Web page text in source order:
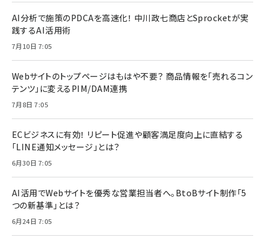
AI分析で施策のPDCAを高速化！ 中川政七商店とSprocketが実
践するAI活用術
7月10日 7:05
Webサイトのトップページはもはや不要？ 商品情報を「売れるコン
テンツ」に変えるPIM/DAM連携
7月8日 7:05
ECビジネスに有効！ リピート促進や顧客満足度向上に直結する
「LINE通知メッセージ」とは？
6月30日 7:05
AI活用でWebサイトを優秀な営業担当者へ。BtoBサイト制作「5
つの新基準」とは？
6月24日 7:05